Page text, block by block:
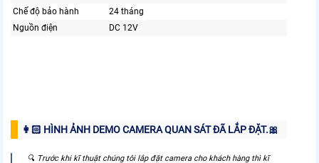
Chế độ bảo hành
24 tháng
Nguồn điện
DC 12V
👩🏻 HÌNH ẢNH DEMO CAMERA QUAN SÁT ĐÃ LẮP ĐẶT.️🎀
🔍 Trước khi kĩ thuật chúng tôi lắp đặt camera cho khách hàng thì kĩ